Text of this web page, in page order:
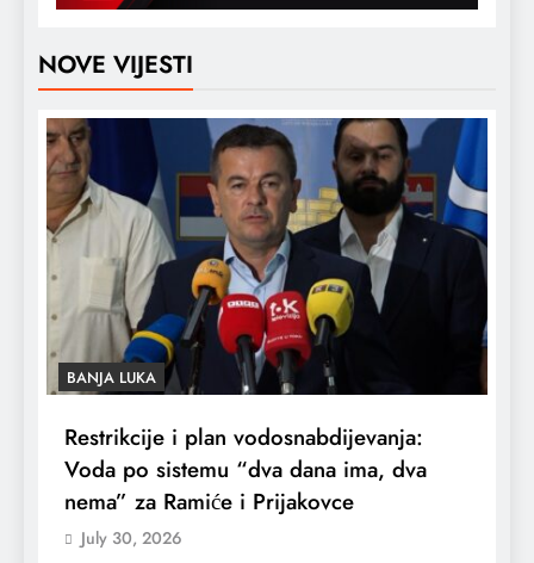
NOVE VIJESTI
BANJA LUKA
Restrikcije i plan vodosnabdijevanja:
Voda po sistemu “dva dana ima, dva
nema” za Ramiće i Prijakovce
July 30, 2026